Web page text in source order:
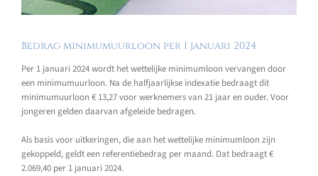
Bedrag minimumuurloon per 1 januari 2024
Per 1 januari 2024 wordt het wettelijke minimumloon vervangen door
een minimumuurloon. Na de halfjaarlijkse indexatie bedraagt dit
minimumuurloon € 13,27 voor werknemers van 21 jaar en ouder. Voor
jongeren gelden daarvan afgeleide bedragen.
Als basis voor uitkeringen, die aan het wettelijke minimumloon zijn
gekoppeld, geldt een referentiebedrag per maand. Dat bedraagt €
2.069,40 per 1 januari 2024.